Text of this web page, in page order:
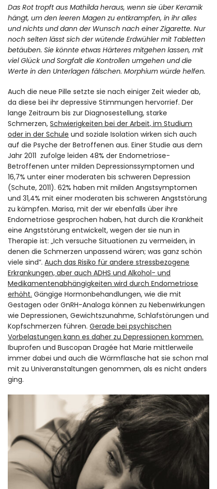
Das Rot tropft aus Mathilda heraus, wenn sie über Keramik
hängt, um den leeren Magen zu entkrampfen, in ihr alles
und nichts und dann der Wunsch nach einer Zigarette. Nur
noch selten lässt sich der wütende Erdwühler mit Tabletten
betäuben. Sie könnte etwas Härteres mitgehen lassen, mit
viel Glück und Sorgfalt die Kontrollen umgehen und die
Werte in den Unterlagen fälschen. Morphium würde helfen.
Auch die neue Pille setzte sie nach einiger Zeit wieder ab,
da diese bei ihr depressive Stimmungen hervorrief. Der
lange Zeitraum bis zur Diagnosestellung, starke
Schmerzen,Schwierigkeiten bei der Arbeit, im Studium
oder in der Schule und soziale Isolation wirken sich auch
auf die Psyche der Betroffenen aus. Einer Studie aus dem
Jahr 2011 zufolge leiden 48% der Endometriose-
Betroffenen unter milden Depressionssymptomen und
16,7% unter einer moderaten bis schweren Depression
(Schute, 2011). 62% haben mit milden Angstsymptomen
und 31,4% mit einer moderaten bis schweren Angststörung
zu kämpfen. Marisa, mit der wir ebenfalls über ihre
Endometriose gesprochen haben, hat durch die Krankheit
eine Angststörung entwickelt, wegen der sie nun in
Therapie ist: „Ich versuche Situationen zu vermeiden, in
denen die Schmerzen unpassend wären; was ganz schön
viele sind”.Auch das Risiko für andere stressbezogene
Erkrankungen, aber auch ADHS und Alkohol- und
Medikamentenabhängigkeiten wird durch Endometriose
erhöht. Gängige Hormonbehandlungen, wie die mit
Gestagen oder GnRH-Analoga können zu Nebenwirkungen
wie Depressionen, Gewichtszunahme, Schlafstörungen und
Kopfschmerzen führen.Gerade bei psychischen
Vorbelastungen kann es daher zu Depressionen kommen.
Ibuprofen und Buscopan Dragée hat Marie mittlerweile
immer dabei und auch die Wärmflasche hat sie schon mal
mit zu Univeranstaltungen genommen, als es nicht anders
ging.